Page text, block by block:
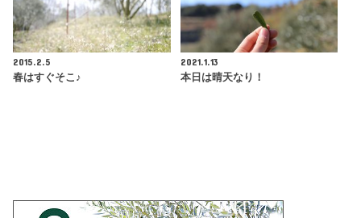
2015.2.5
春はすぐそこ♪
2021.1.13
本日は晴天なり！